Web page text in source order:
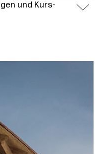
und Kurs-